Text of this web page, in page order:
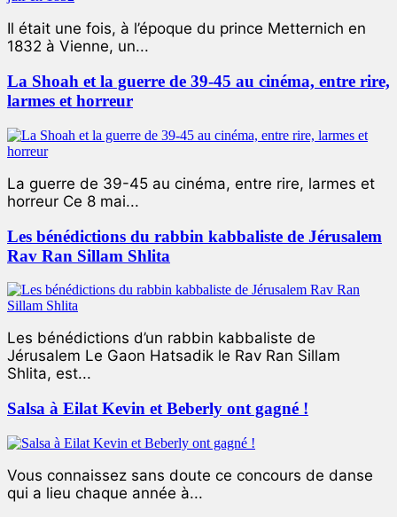
Il était une fois, à l’époque du prince Metternich en
1832 à Vienne, un...
La Shoah et la guerre de 39-45 au cinéma, entre rire,
larmes et horreur
La guerre de 39-45 au cinéma, entre rire, larmes et
horreur Ce 8 mai...
Les bénédictions du rabbin kabbaliste de Jérusalem
Rav Ran Sillam Shlita
Les bénédictions d’un rabbin kabbaliste de
Jérusalem Le Gaon Hatsadik le Rav Ran Sillam
Shlita, est...
Salsa à Eilat Kevin et Beberly ont gagné !
Vous connaissez sans doute ce concours de danse
qui a lieu chaque année à...